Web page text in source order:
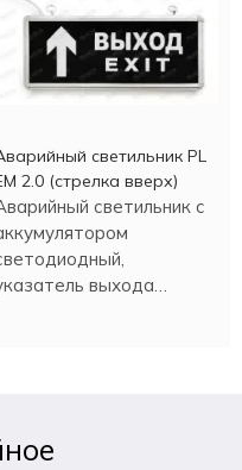
светильник PL
2.0 (стрелка вверх)
светильник с
выхода